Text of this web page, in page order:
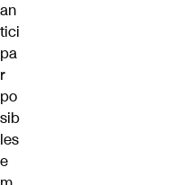
an
tici
pa
r
po
sib
les
e